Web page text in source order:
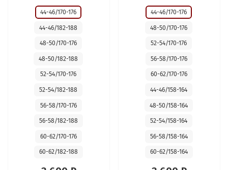
44-46/170-176
44-46/182-188
48-50/170-176
48-50/182-188
52-54/170-176
52-54/182-188
56-58/170-176
56-58/182-188
60-62/170-176
60-62/182-188
44-46/170-176
48-50/170-176
52-54/170-176
56-58/170-176
60-62/170-176
44-46/158-164
48-50/158-164
52-54/158-164
56-58/158-164
60-62/158-164